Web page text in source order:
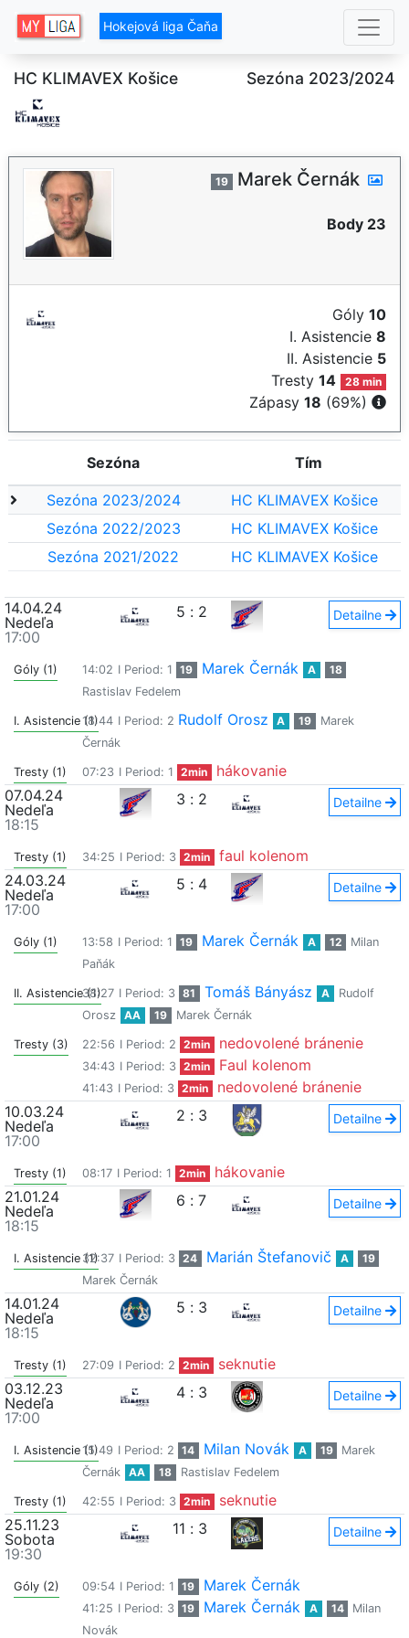
Hokejová liga Čaňa
HC KLIMAVEX Košice Sezóna 2023/2024
19 Marek Černák
Body 23
Góly 10
I. Asistencie 8
II. Asistencie 5
Tresty14 28 min
Zápasy 18 (69%)
Sezóna Tím
Sezóna 2023/2024
HC KLIMAVEX Košice
Sezóna 2022/2023
HC KLIMAVEX Košice
Sezóna 2021/2022
HC KLIMAVEX Košice
14.04.24
Nedeľa
17:00
5 : 2 Detailne
Góly (1) 14:02 I Period: 1 19 Marek Černák A
18
Rastislav Fedelem
I. Asistencie (1)18:44 I Period: 2 Rudolf Orosz A 19
Marek
Černák
Tresty (1) 07:23 I Period: 1 2min
hákovanie
07.04.24
Nedeľa
18:15
3 : 2 Detailne
Tresty (1) 34:25 I Period: 3 2min
faul kolenom
24.03.24
Nedeľa
17:00
5 : 4 Detailne
Góly (1) 13:58 I Period: 1 19 Marek Černák A 12
Milan
Paňák
II. Asistencie (1)
38:27 I Period: 3 81 Tomáš Bányász A
Rudolf
Orosz
AA 19 Marek Černák
Tresty (3) 22:56 I Period: 2 2min nedovolené bránenie
34:43 I Period: 3 2min Faul kolenom
41:43 I Period: 3 2min
nedovolené bránenie
10.03.24
Nedeľa
17:00
2 : 3 Detailne
Tresty (1) 08:17 I Period: 1 2min
hákovanie
21.01.24
Nedeľa
18:15
6 : 7 Detailne
I. Asistencie (1)32:37 I Period: 3 24 Marián Štefanovič A
19
Marek Černák
14.01.24
Nedeľa
18:15
5 : 3 Detailne
Tresty (1) 27:09 I Period: 2 2min
seknutie
03.12.23
Nedeľa
17:00
4 : 3 Detailne
I. Asistencie (1)15:49 I Period: 2 14 Milan Novák A 19
Marek
Černák
AA 18 Rastislav Fedelem
Tresty (1) 42:55 I Period: 3 2min
seknutie
25.11.23
Sobota
19:30
11 : 3 Detailne
Góly (2) 09:54 I Period: 1 19 Marek Černák
41:25 I Period: 3 19 Marek Černák A 14
Milan
Novák